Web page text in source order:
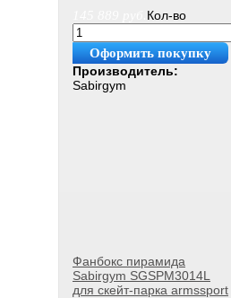
Кол-во
Оформить покупку
Производитель:
Sabirgym
Фанбокс пирамида
Sabirgym SGSPM3014L
для скейт-парка armssport